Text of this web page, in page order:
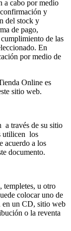
a cabo por medio
confirmación y
del stock y
de pago,
de las
En
por medio de
Online es
sitio web.
través de su sitio
utilicen los
acuerdo a los
documento.
templetes, u otro
colocar uno de
en un CD, sitio web
o la reventa